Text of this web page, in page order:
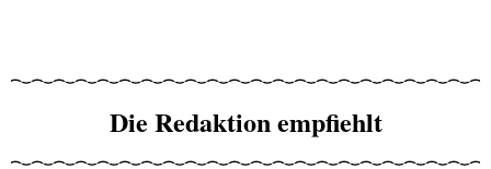
Die Redaktion empfiehlt